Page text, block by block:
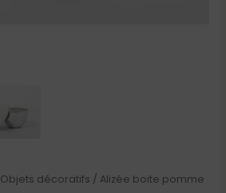
Objets décoratifs / Alizée boite pomme